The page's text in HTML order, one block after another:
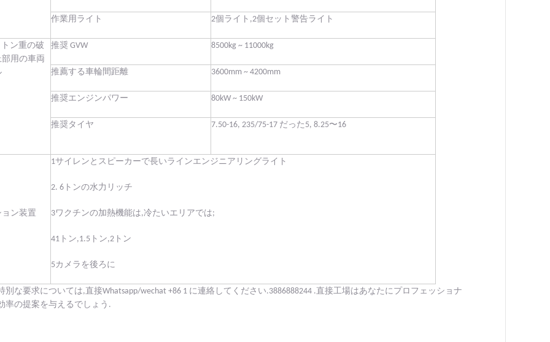
作業用ライト 2個ライト,2個セット警告ライト
トン重の破
部用の車両
推奨 GVW 8500kg ~ 11000kg
推薦する車輪間距離 3600mm ~ 4200mm
推奨エンジンパワー 80kW ~ 150kW
推奨タイヤ 7.50-16, 235/75-17 だった5, 8.25〜16
ョン装置
1サイレンとスピーカーで長いラインエンジニアリングライト
2. 6トンの水力リッチ
3ワクチンの加熱機能は,冷たいエリアでは;
41トン,1.5トン,2トン
5カメラを後ろに
別な要求については,直接Whatsapp/wechat +86 1 に連絡してください.3886888244 .直接工場はあなたにプロフェッショナ
率の提案を与えるでしょう.